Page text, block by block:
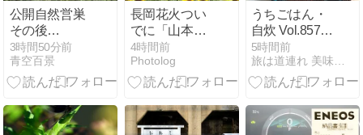
公開自然営巣
その後…
3時間50分前
青空百景
長岡花火つい
でに「山本山
ひまわり畑」
4時間前
Photolog
うちごはん・
自炊 Vol.857
＜冷たい
麺・・・＞
5時間前
旅は道連れ 美味しい記憶！